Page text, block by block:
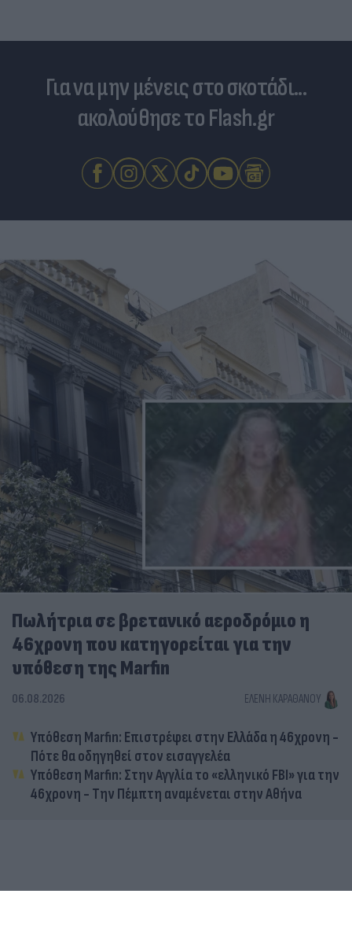
Για να μην μένεις στο σκοτάδι...
ακολούθησε το Flash.gr
Πωλήτρια σε βρετανικό αεροδρόμιο η
46χρονη που κατηγορείται για την
υπόθεση της Marfin
06.08.2026 ΕΛΈΝΗ ΚΑΡΑΘΆΝΟΥ
Υπόθεση Marfin: Επιστρέφει στην Ελλάδα η 46χρονη -
Πότε θα οδηγηθεί στον εισαγγελέα
Υπόθεση Marfin: Στην Αγγλία το «ελληνικό FBI» για την
46χρονη - Την Πέμπτη αναμένεται στην Αθήνα